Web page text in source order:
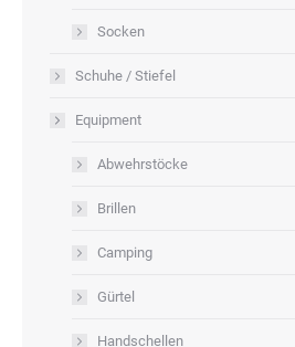
Socken
Schuhe / Stiefel
Equipment
Abwehrstöcke
Brillen
Camping
Gürtel
Handschellen